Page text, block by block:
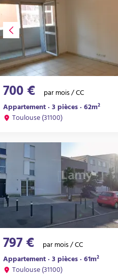
700 €
par mois / CC
Appartement · 3 pièces · 62m²
Toulouse (31100)
797 €
par mois / CC
Appartement · 3 pièces · 61m²
Toulouse (31100)